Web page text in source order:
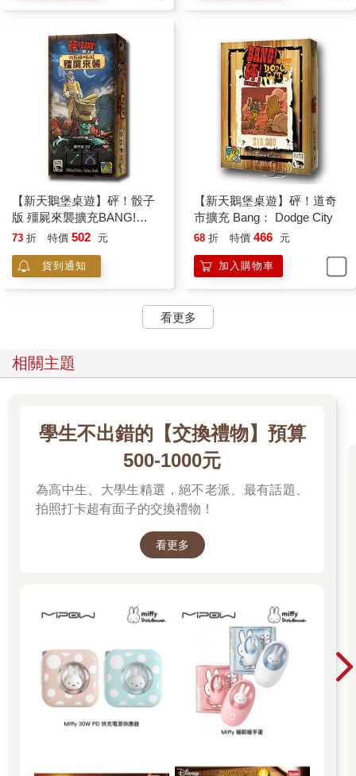
【新天鵝堡桌遊】砰！骰子
版 殭屍來襲擴充BANG!
THE DICE GAME
73 折 特價 502 元
貨到通知
【新天鵝堡桌遊】砰！道奇
市擴充 Bang： Dodge City
68 折 特價 466 元
加入購物車
看更多
相關主題
學生不出錯的【交換禮物】預算
500-1000元
為高中生、大學生精選，絕不老派、最有話題、
拍照打卡超有面子的交換禮物！
看更多